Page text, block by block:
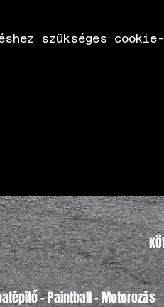
szükséges
- Paintball - Motorozás